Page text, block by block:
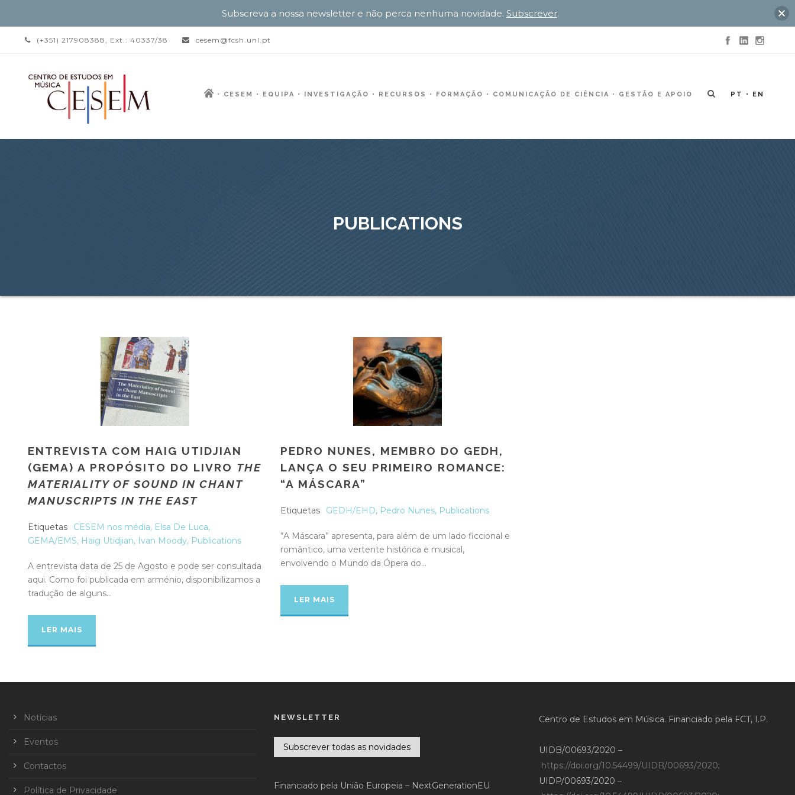
(+351) 217908388, Ext.: 40337/38 cesem@fcsh.unl.pt
CESEM EQUIPA INVESTIGAÇÃO RECURSOS FORMAÇÃO COMUNICAÇÃO DE CIÊNCIA GESTÃO E APOIO PT EN
PUBLICATIONS
ENTREVISTA COM HAIG UTIDJIAN
(GEMA) A PROPÓSITO DO LIVRO THE
MATERIALITY OF SOUND IN CHANT
MANUSCRIPTS IN THE EAST
Etiquetas CESEM nos média, Elsa De Luca,
GEMA/EMS, Haig Utidjian, Ivan Moody, Publications
A entrevista data de 25 de Agosto e pode ser consultada
aqui. Como foi publicada em arménio, disponibilizamos a
tradução de alguns...
LER MAIS
PEDRO NUNES, MEMBRO DO GEDH,
LANÇA O SEU PRIMEIRO ROMANCE:
“A MÁSCARA”
Etiquetas GEDH/EHD, Pedro Nunes, Publications
“A Máscara” apresenta, para além de um lado ficcional e
romântico, uma vertente histórica e musical,
envolvendo o Mundo da Ópera do...
LER MAIS
Notícias
Eventos
Contactos
Política de Privacidade
NEWSLETTER
Subscrever todas as novidades
Financiado pela União Europeia – NextGenerationEU
Centro de Estudos em Música. Financiado pela FCT, I.P.
UIDB/00693/2020 –
https://doi.org/10.54499/UIDB/00693/2020;
UIDP/00693/2020 –
Subscreva a nossa newsletter e não perca nenhuma novidade. Subscrever.